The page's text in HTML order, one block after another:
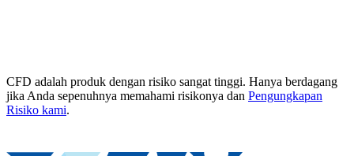
CFD adalah produk dengan risiko sangat tinggi. Hanya berdagang
jika Anda sepenuhnya memahami risikonya dan Pengungkapan
Risiko kami.